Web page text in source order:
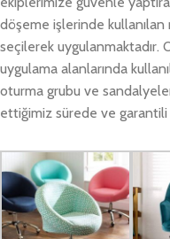
döşeme işlerinde
seçilerek
uygulama alanlarında
oturma grubu ve
ettiğimiz sürede ve